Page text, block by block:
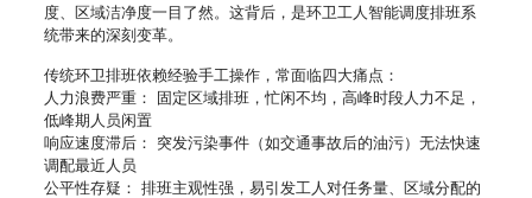
度、区域洁净度一目了然。这背后，是环卫工人智能调度排班系
统带来的深刻变革。
传统环卫排班依赖经验手工操作，常面临四大痛点：
人力浪费严重： 固定区域排班，忙闲不均，高峰时段人力不足，
低峰期人员闲置
响应速度滞后： 突发污染事件（如交通事故后的油污）无法快速
调配最近人员
公平性存疑： 排班主观性强，易引发工人对任务量、区域分配的